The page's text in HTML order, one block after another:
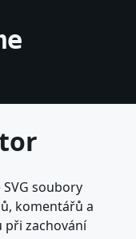
soubory
komentářů a
při zachování